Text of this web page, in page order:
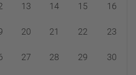
13 14 15 16
20 21 22 23
27 28 29 30